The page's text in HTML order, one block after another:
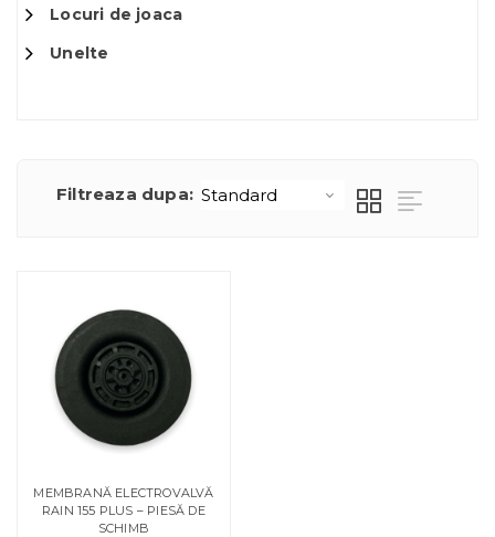
Locuri de joaca
Unelte
Filtreaza dupa:
MEMBRANĂ ELECTROVALVĂ
RAIN 155 PLUS – PIESĂ DE
SCHIMB